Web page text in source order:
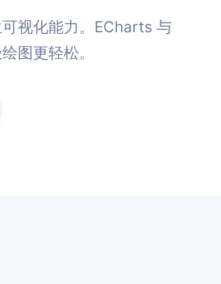
视化能力。ECharts 与
图更轻松。